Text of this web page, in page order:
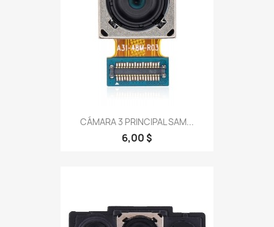
CÁMARA 3 PRINCIPAL SAM...
6,00 $